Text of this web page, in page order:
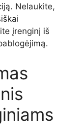
Nelaukite,
įrenginį iš